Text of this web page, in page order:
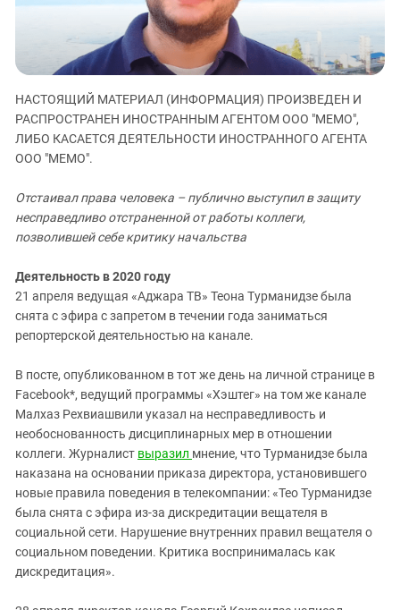
ЗАСТАВЛЯЕТ
КАВКАЗ ЗА ПАЛЕСТИНУ
ИНАКОМЫСЛИЕ В ЧЕЧНЕ
ПРЕСЛЕДОВАНИЕ АКТИВИСТОВ
МОБИЛИЗАЦИЯ И ПРОТЕСТЫ
Ингушетия
Кабардино-Балкария
Калмыкия
Карачаево-Черкесия
Краснодарский край
Российская Федерация
Ростовская область
СКФО
Ставропольский край
Южная Осетия
Южный Кавказ
ЮФО
НАСТОЯЩИЙ МАТЕРИАЛ (ИНФОРМАЦИЯ) ПРОИЗВЕДЕН И
РАСПРОСТРАНЕН ИНОСТРАННЫМ АГЕНТОМ ООО "МЕМО",
ЛИБО КАСАЕТСЯ ДЕЯТЕЛЬНОСТИ ИНОСТРАННОГО АГЕНТА
ООО "МЕМО".
Отстаивал права человека – публично выступил в защиту
несправедливо отстраненной от работы коллеги,
позволившей себе критику начальства
Деятельность в 2020 году
21 апреля ведущая «Аджара ТВ» Теона Турманидзе была
снята с эфира с запретом в течении года заниматься
репортерской деятельностью на канале.
В посте, опубликованном в тот же день на личной странице в
Facebook*, ведущий программы «Хэштег» на том же канале
Малхаз Рехвиашвили указал на несправедливость и
необоснованность дисциплинарных мер в отношении
коллеги. Журналист выразил мнение, что Турманидзе была
наказана на основании приказа директора, установившего
новые правила поведения в телекомпании: «Тео Турманидзе
была снята с эфира из-за дискредитации вещателя в
социальной сети. Нарушение внутренних правил вещателя о
социальном поведении. Критика воспринималась как
дискредитация».